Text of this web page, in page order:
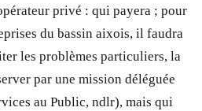
privé : qui payera ; pour
du bassin aixois, il faudra
les problèmes particuliers, la
par une mission déléguée
au Public, ndlr), mais qui